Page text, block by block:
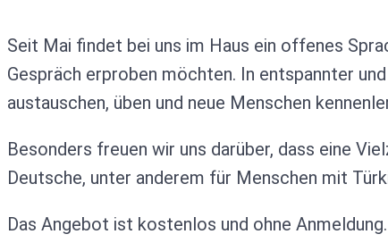
Seit Mai findet bei uns im Haus ein offenes
Gespräch erproben möchten. In entspannter
austauschen, üben und neue Menschen
Besonders freuen wir uns darüber, dass eine
Deutsche, unter anderem für Menschen mit
Das Angebot ist kostenlos und ohne